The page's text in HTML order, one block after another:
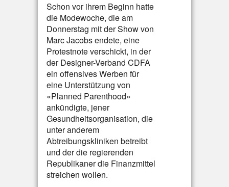
Schon vor ihrem Beginn hatte
die Modewoche, die am
Donnerstag mit der Show von
Marc Jacobs endete, eine
Protestnote verschickt, in der
der Designer-Verband CDFA
ein offensives Werben für
eine Unterstützung von
«Planned Parenthood»
ankündigte, jener
Gesundheitsorganisation, die
unter anderem
Abtreibungskliniken betreibt
und der die regierenden
Republikaner die Finanzmittel
streichen wollen.